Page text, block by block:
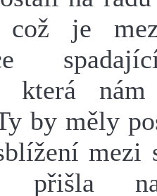
je
která
by měly
mezi
přišla